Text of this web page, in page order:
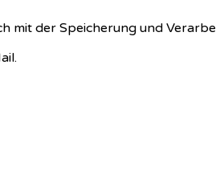
mit der Speicherung und